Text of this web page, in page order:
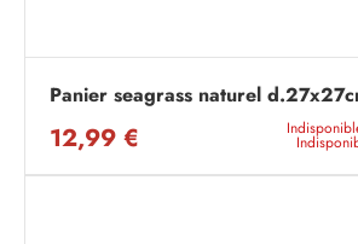
Panier seagrass naturel
12,99 €